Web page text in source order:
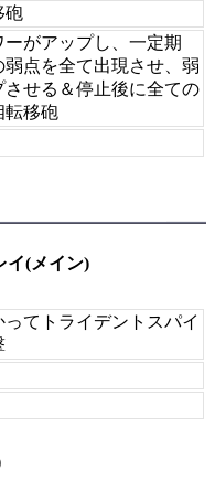
砲
ーがアップし、一定期
弱点を全て出現させ、弱
させる＆停止後に全ての
転移砲
イ(メイン)
てトライデントスパイ